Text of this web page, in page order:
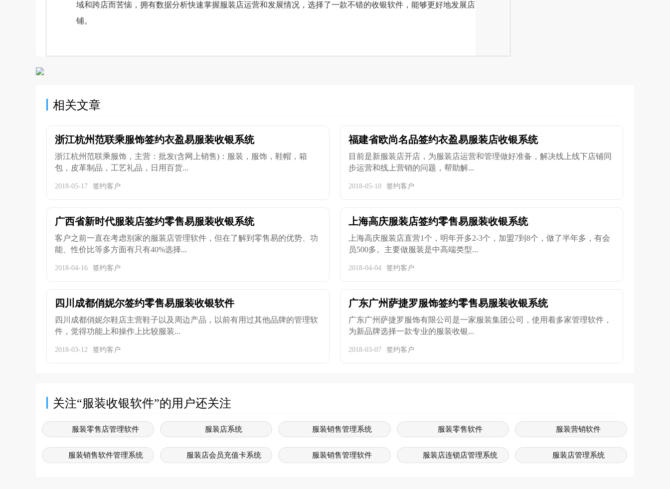
域和跨店而苦恼，拥有数据分析快速掌握服装店运营和发展情况，选择了一款不错的收银软件，能够更好地发展店
铺。
相关文章
浙江杭州范联乘服饰签约衣盈易服装收银系统
浙江杭州范联乘服饰，主营：批发(含网上销售)：服装，服饰，鞋帽，箱
包，皮革制品，工艺礼品，日用百货...
2018-05-17 签约客户
福建省欧尚名品签约衣盈易服装店收银系统
目前是新服装店开店，为服装店运营和管理做好准备，解决线上线下店铺同
步运营和线上营销的问题，帮助解...
2018-05-10 签约客户
广西省新时代服装店签约零售易服装收银系统
客户之前一直在考虑别家的服装店管理软件，但在了解到零售易的优势、功
能、性价比等多方面有只有40%选择...
2018-04-16 签约客户
上海高庆服装店签约零售易服装收银系统
上海高庆服装店直营1个，明年开多2-3个，加盟7到8个，做了半年多，有会
员500多。主要做服装是中高端类型...
2018-04-04 签约客户
四川成都俏妮尔签约零售易服装收银软件
四川成都俏妮尔鞋店主营鞋子以及周边产品，以前有用过其他品牌的管理软
件，觉得功能上和操作上比较服装...
2018-03-12 签约客户
广东广州萨捷罗服饰签约零售易服装收银系统
广东广州萨捷罗服饰有限公司是一家服装集团公司，使用着多家管理软件，
为新品牌选择一款专业的服装收银...
2018-03-07 签约客户
关注“服装收银软件”的用户还关注
服装零售店管理软件 服装店系统 服装销售管理系统 服装零售软件 服装营销软件
服装销售软件管理系统 服装店会员充值卡系统 服装销售管理软件 服装店连锁店管理系统 服装店管理系统